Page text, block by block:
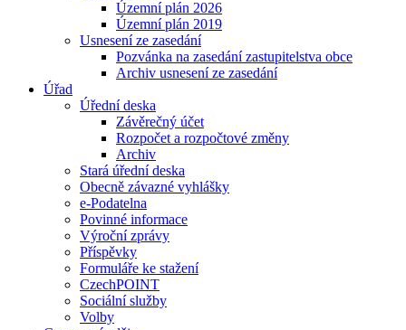
Územní plán 2026
Územní plán 2019
Usnesení ze zasedání
Pozvánka na zasedání zastupitelstva obce
Archiv usnesení ze zasedání
Úřad
Úřední deska
Závěrečný účet
Rozpočet a rozpočtové změny
Archiv
Stará úřední deska
Obecně závazné vyhlášky
e-Podatelna
Povinné informace
Výroční zprávy
Příspěvky
Formuláře ke stažení
CzechPOINT
Sociální služby
Volby